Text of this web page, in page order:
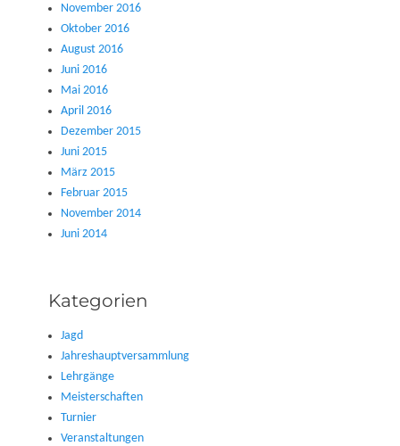
November 2016
Oktober 2016
August 2016
Juni 2016
Mai 2016
April 2016
Dezember 2015
Juni 2015
März 2015
Februar 2015
November 2014
Juni 2014
Kategorien
Jagd
Jahreshauptversammlung
Lehrgänge
Meisterschaften
Turnier
Veranstaltungen